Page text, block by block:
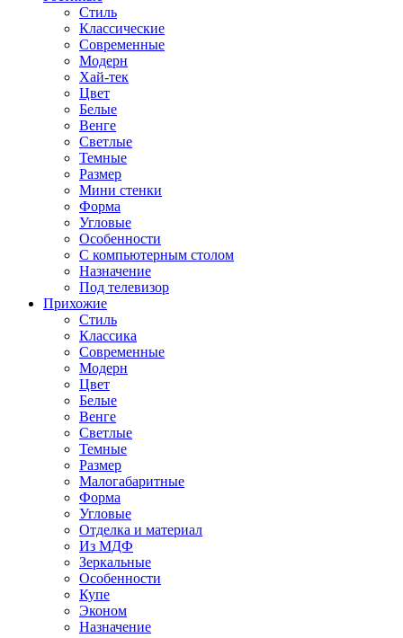
Стиль
Классические
Современные
Модерн
Хай-тек
Цвет
Белые
Венге
Светлые
Темные
Размер
Мини стенки
Форма
Угловые
Особенности
С компьютерным столом
Назначение
Под телевизор
Прихожие
Стиль
Классика
Современные
Модерн
Цвет
Белые
Венге
Светлые
Темные
Размер
Малогабаритные
Форма
Угловые
Отделка и материал
Из МДФ
Зеркальные
Особенности
Купе
Эконом
Назначение